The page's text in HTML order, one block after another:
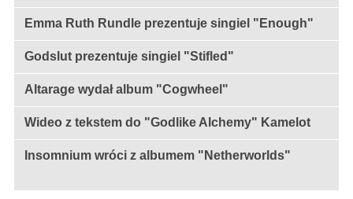
Emma Ruth Rundle prezentuje singiel "Enough"
Godslut prezentuje singiel "Stifled"
Altarage wydał album "Cogwheel"
Wideo z tekstem do "Godlike Alchemy" Kamelot
Insomnium wróci z albumem "Netherworlds"